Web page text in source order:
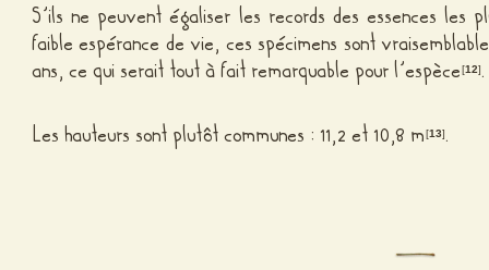
S’ils ne peuvent égaliser les records des essences les
faible espérance de vie, ces spécimens sont
ans, ce qui serait tout à fait remarquable pour l’espèce[12].
Les hauteurs sont plutôt communes : 11,2 et 10,8 m[13].